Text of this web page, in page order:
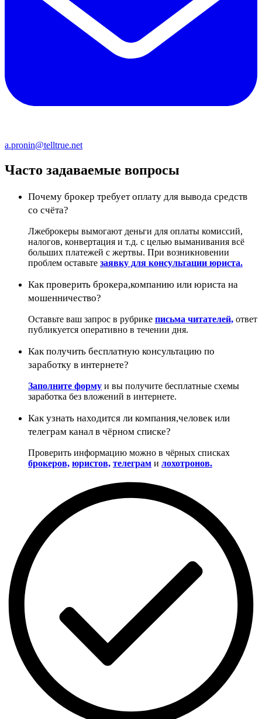
a.pronin@telltrue.net
Часто задаваемые вопросы
Почему брокер требует оплату для вывода средств
со счёта?
Лжеброкеры вымогают деньги для оплаты комиссий,
налогов, конвертация и т.д. с целью выманивания всё
больших платежей с жертвы. При возникновении
проблем оставьте заявку для консультации юриста.
Как проверить брокера,компанию или юриста на
мошенничество?
Оставьте ваш запрос в рубрике письма читателей, ответ
публикуется оперативно в течении дня.
Как получить бесплатную консультацию по
заработку в интернете?
Заполните форму и вы получите бесплатные схемы
заработка без вложений в интернете.
Как узнать находится ли компания,человек или
телеграм канал в чёрном списке?
Проверить информацию можно в чёрных списках
брокеров, юристов, телеграм и лохотронов.